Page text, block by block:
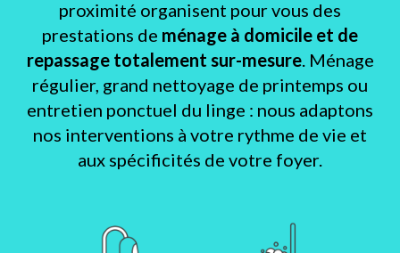
proximité organisent pour vous des
prestations de ménage à domicile et de
repassage totalement sur-mesure. Ménage
régulier, grand nettoyage de printemps ou
entretien ponctuel du linge : nous adaptons
nos interventions à votre rythme de vie et
aux spécificités de votre foyer.